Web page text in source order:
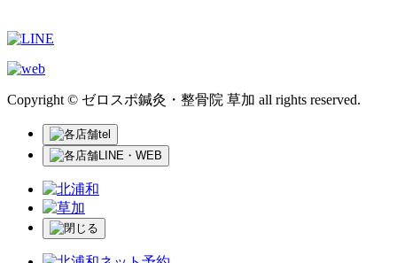
Copyright © ゼロスポ鍼灸・整骨院 草加 all rights reserved.